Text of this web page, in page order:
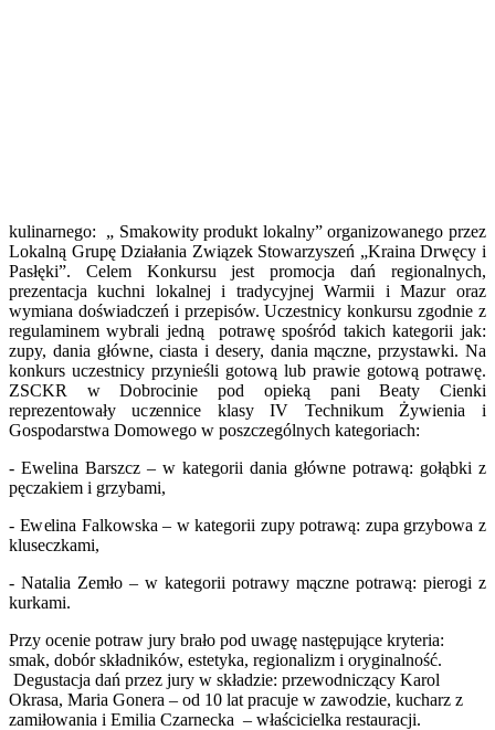
kulinarnego: „ Smakowity produkt lokalny” organizowanego przez
Lokalną Grupę Działania Związek Stowarzyszeń „Kraina Drwęcy i
Pasłęki”. Celem Konkursu jest promocja dań regionalnych,
prezentacja kuchni lokalnej i tradycyjnej Warmii i Mazur oraz
wymiana doświadczeń i przepisów. Uczestnicy konkursu zgodnie z
regulaminem wybrali jedną potrawę spośród takich kategorii jak:
zupy, dania główne, ciasta i desery, dania mączne, przystawki. Na
konkurs uczestnicy przynieśli gotową lub prawie gotową potrawę.
ZSCKR w Dobrocinie pod opieką pani Beaty Cienki
reprezentowały uczennice klasy IV Technikum Żywienia i
Gospodarstwa Domowego w poszczególnych kategoriach:
- Ewelina Barszcz – w kategorii dania główne potrawą: gołąbki z
pęczakiem i grzybami,
- Ewelina Falkowska – w kategorii zupy potrawą: zupa grzybowa z
kluseczkami,
- Natalia Zemło – w kategorii potrawy mączne potrawą: pierogi z
kurkami.
Przy ocenie potraw jury brało pod uwagę następujące kryteria:
smak, dobór składników, estetyka, regionalizm i oryginalność.
Degustacja dań przez jury w składzie: przewodniczący Karol
Okrasa, Maria Gonera – od 10 lat pracuje w zawodzie, kucharz z
zamiłowania i Emilia Czarnecka – właścicielka restauracji.